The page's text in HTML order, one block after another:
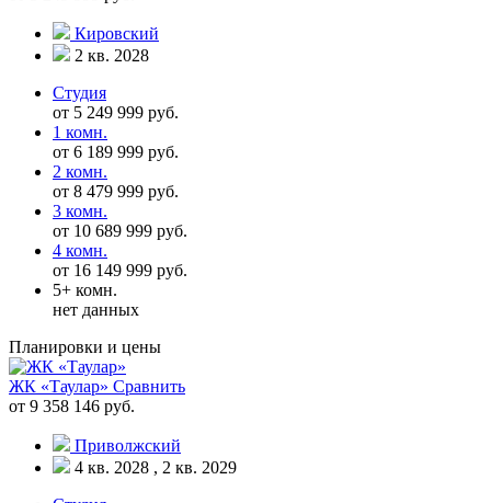
Кировский
2 кв. 2028
Студия
от 5 249 999 руб.
1 комн.
от 6 189 999 руб.
2 комн.
от 8 479 999 руб.
3 комн.
от 10 689 999 руб.
4 комн.
от 16 149 999 руб.
5+ комн.
нет данных
Планировки и цены
ЖК «Таулар» Сравнить
от 9 358 146 руб.
Приволжский
4 кв. 2028 , 2 кв. 2029